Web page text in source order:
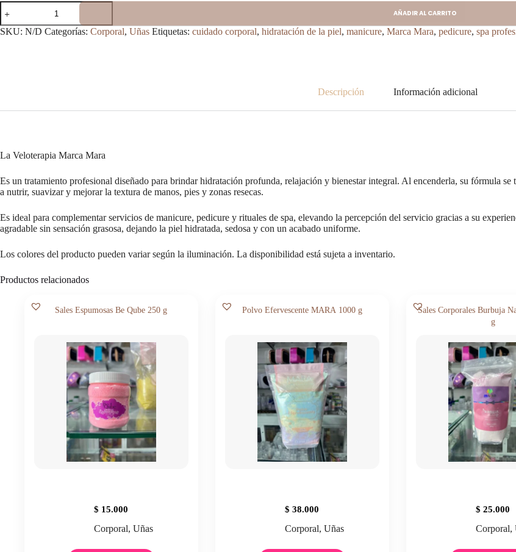
Veloterapia
Marca
Mara
cantidad
AÑADIR AL CARRITO
SKU: N/D Categorías: Corporal, Uñas Etiquetas: cuidado corporal, hidratación de la piel, manicure, Marca Mara, pedicure, spa
Descripción Información adicional
La Veloterapia Marca Mara
Es un tratamiento profesional diseñado para brindar hidratación profunda, relajación y bienestar integral. Al encenderla, su fórmula
a nutrir, suavizar y mejorar la textura de manos, pies y zonas resecas.
Es ideal para complementar servicios de manicure, pedicure y rituales de spa, elevando la percepción del servicio gracias a su
agradable sin sensación grasosa, dejando la piel hidratada, sedosa y con un acabado uniforme.
Los colores del producto pueden variar según la iluminación. La disponibilidad está sujeta a inventario.
Productos relacionados
Sales Espumosas Be Qube 250 g
$ 15.000
Corporal, Uñas
Polvo Efervescente MARA 1000 g
$ 38.000
Corporal, Uñas
Sales Corporales Burbuja
g
$ 25.000
Corporal,